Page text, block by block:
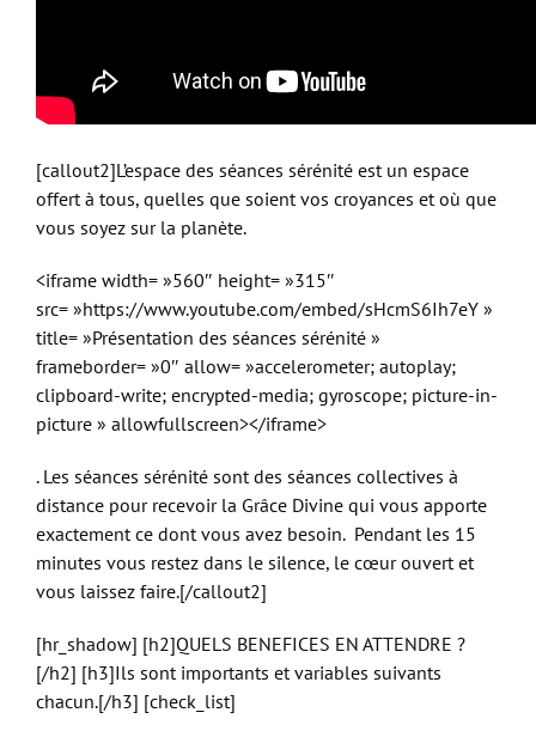
[callout2]L’espace des séances sérénité est un espace
offert à tous, quelles que soient vos croyances et où que
vous soyez sur la planète.
<iframe width= »560″ height= »315″
src= »https://www.youtube.com/embed/sHcmS6Ih7eY »
title= »Présentation des séances sérénité »
frameborder= »0″ allow= »accelerometer; autoplay;
clipboard-write; encrypted-media; gyroscope; picture-in-
picture » allowfullscreen></iframe>
. Les séances sérénité sont des séances collectives à
distance pour recevoir la Grâce Divine qui vous apporte
exactement ce dont vous avez besoin. Pendant les 15
minutes vous restez dans le silence, le cœur ouvert et
vous laissez faire.[/callout2]
[hr_shadow] [h2]QUELS BENEFICES EN ATTENDRE ?
[/h2] [h3]Ils sont importants et variables suivants
chacun.[/h3] [check_list]